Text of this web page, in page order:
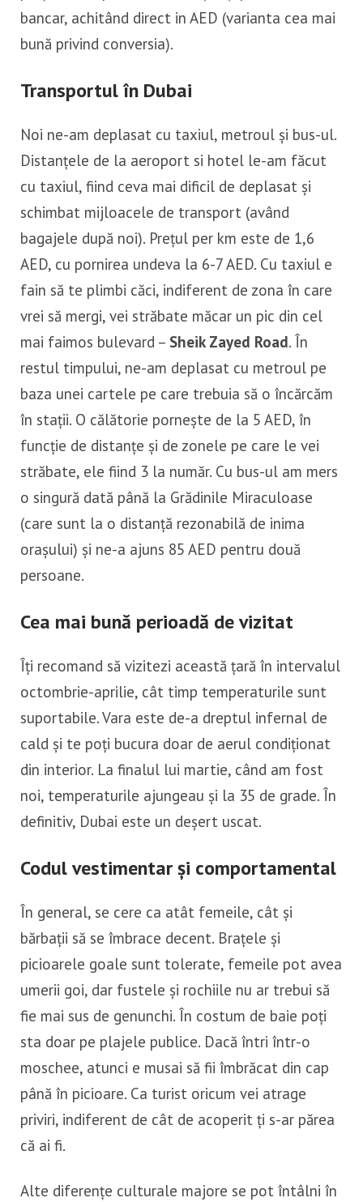
bancar, achitând direct in AED (varianta cea mai
bună privind conversia).
Transportul în Dubai
Noi ne-am deplasat cu taxiul, metroul și bus-ul.
Distanțele de la aeroport si hotel le-am făcut
cu taxiul, fiind ceva mai dificil de deplasat și
schimbat mijloacele de transport (având
bagajele după noi). Prețul per km este de 1,6
AED, cu pornirea undeva la 6-7 AED. Cu taxiul e
fain să te plimbi căci, indiferent de zona în care
vrei să mergi, vei străbate măcar un pic din cel
mai faimos bulevard – Sheik Zayed Road. În
restul timpului, ne-am deplasat cu metroul pe
baza unei cartele pe care trebuia să o încărcăm
în stații. O călătorie pornește de la 5 AED, în
funcție de distanțe și de zonele pe care le vei
străbate, ele fiind 3 la număr. Cu bus-ul am mers
o singură dată până la Grădinile Miraculoase
(care sunt la o distanță rezonabilă de inima
orașului) și ne-a ajuns 85 AED pentru două
persoane.
Cea mai bună perioadă de vizitat
Îți recomand să vizitezi această țară în intervalul
octombrie-aprilie, cât timp temperaturile sunt
suportabile. Vara este de-a dreptul infernal de
cald și te poți bucura doar de aerul condiționat
din interior. La finalul lui martie, când am fost
noi, temperaturile ajungeau și la 35 de grade. În
definitiv, Dubai este un deșert uscat.
Codul vestimentar și comportamental
În general, se cere ca atât femeile, cât și
bărbații să se îmbrace decent. Brațele și
picioarele goale sunt tolerate, femeile pot avea
umerii goi, dar fustele și rochiile nu ar trebui să
fie mai sus de genunchi. În costum de baie poți
sta doar pe plajele publice. Dacă întri într-o
moschee, atunci e musai să fii îmbrăcat din cap
până în picioare. Ca turist oricum vei atrage
priviri, indiferent de cât de acoperit ți s-ar părea
că ai fi.
Alte diferențe culturale majore se pot întâlni în